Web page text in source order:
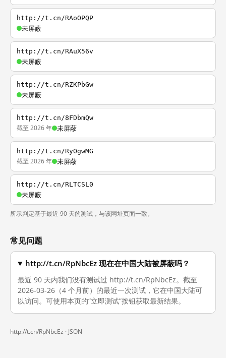
http://t.cn/RAoOPQP
未屏蔽
http://t.cn/RAuX56v
未屏蔽
http://t.cn/RZKPbGw
未屏蔽
http://t.cn/8FDbmQw
截至 2026 年 未屏蔽
http://t.cn/RyOgwMG
截至 2026 年 未屏蔽
http://t.cn/RLTCSL0
未屏蔽
所示判定基于最近 90 天的测试，与该网址页面一致。
常见问题
http://t.cn/RpNbcEz 现在在中国大陆被屏蔽吗？
最近 90 天内我们没有测试过 http://t.cn/RpNbcEz。截至
2026-03-26（4 个月前）的最近一次测试，它在中国大陆可
以访问。可使用本页的“立即测试”按钮获取最新结果。
http://t.cn/RpNbcEz · JSON